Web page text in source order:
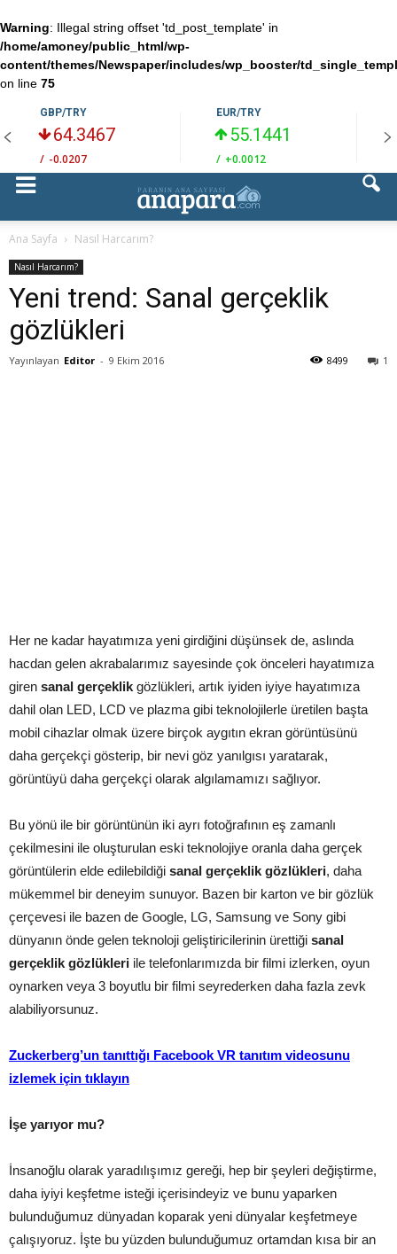
Warning: Illegal string offset 'td_post_template' in
/home/amoney/public_html/wp-
content/themes/Newspaper/includes/wp_booster/
on line 75
GBP/TRY
64.3467
/ -0.0207
EUR/TRY
55.1441
/ +0.0012
Ana Sayfa Nasıl Harcarım?
Nasıl Harcarım?
Yeni trend: Sanal gerçeklik
gözlükleri
Yayınlayan Editor - 9 Ekim 2016 1
8499
Her ne kadar hayatımıza yeni girdiğini düşünsek de, aslında
hacdan gelen akrabalarımız sayesinde çok önceleri hayatımıza
giren sanal gerçeklik gözlükleri, artık iyiden iyiye hayatımıza
dahil olan LED, LCD ve plazma gibi teknolojilerle üretilen başta
mobil cihazlar olmak üzere birçok aygıtın ekran görüntüsünü
daha gerçekçi gösterip, bir nevi göz yanılgısı yaratarak,
görüntüyü daha gerçekçi olarak algılamamızı sağlıyor.
Bu yönü ile bir görüntünün iki ayrı fotoğrafının eş zamanlı
çekilmesini ile oluşturulan eski teknolojiye oranla daha gerçek
görüntülerin elde edilebildiği sanal gerçeklik gözlükleri, daha
mükemmel bir deneyim sunuyor. Bazen bir karton ve bir gözlük
çerçevesi ile bazen de Google, LG, Samsung ve Sony gibi
dünyanın önde gelen teknoloji geliştiricilerinin ürettiği sanal
gerçeklik gözlükleri ile telefonlarımızda bir filmi izlerken, oyun
oynarken veya 3 boyutlu bir filmi seyrederken daha fazla zevk
alabiliyorsunuz.
Zuckerberg’un tanıttığı Facebook VR tanıtım videosunu
izlemek için tıklayın
İşe yarıyor mu?
İnsanoğlu olarak yaradılışımız gereği, hep bir şeyleri değiştirme,
daha iyiyi keşfetme isteği içerisindeyiz ve bunu yaparken
bulunduğumuz dünyadan koparak yeni dünyalar keşfetmeye
çalışıyoruz. İşte bu yüzden bulunduğumuz ortamdan kısa bir an